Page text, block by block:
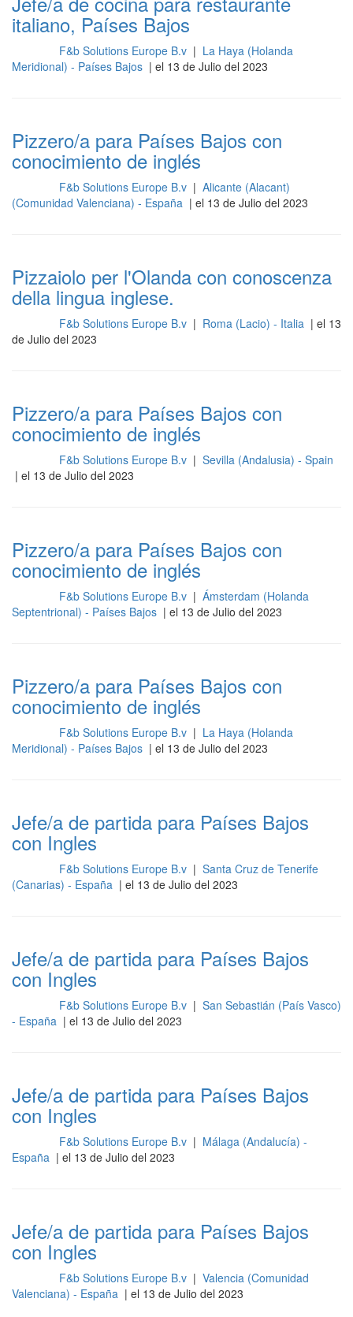
italiano, Países Bajos
F&b Solutions Europe B.v | La Haya (Holanda
Meridional) - Países Bajos | el 13 de Julio del 2023
Pizzero/a para Países Bajos con
conocimiento de inglés
F&b Solutions Europe B.v | Alicante (Alacant)
(Comunidad Valenciana) - España | el 13 de Julio del 2023
Pizzaiolo per l'Olanda con conoscenza
della lingua inglese.
F&b Solutions Europe B.v | Roma (Lacio) - Italia | el 13
de Julio del 2023
Pizzero/a para Países Bajos con
conocimiento de inglés
F&b Solutions Europe B.v | Sevilla (Andalusia) - Spain
| el 13 de Julio del 2023
Pizzero/a para Países Bajos con
conocimiento de inglés
F&b Solutions Europe B.v | Ámsterdam (Holanda
Septentrional) - Países Bajos | el 13 de Julio del 2023
Pizzero/a para Países Bajos con
conocimiento de inglés
F&b Solutions Europe B.v | La Haya (Holanda
Meridional) - Países Bajos | el 13 de Julio del 2023
Jefe/a de partida para Países Bajos
con Ingles
F&b Solutions Europe B.v | Santa Cruz de Tenerife
(Canarias) - España | el 13 de Julio del 2023
Jefe/a de partida para Países Bajos
con Ingles
F&b Solutions Europe B.v | San Sebastián (País Vasco)
- España | el 13 de Julio del 2023
Jefe/a de partida para Países Bajos
con Ingles
F&b Solutions Europe B.v | Málaga (Andalucía) -
España | el 13 de Julio del 2023
Jefe/a de partida para Países Bajos
con Ingles
F&b Solutions Europe B.v | Valencia (Comunidad
Valenciana) - España | el 13 de Julio del 2023